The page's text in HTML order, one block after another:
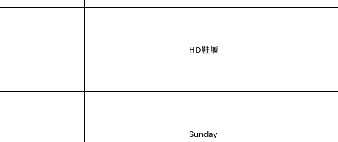
HD鞋履
Sunday